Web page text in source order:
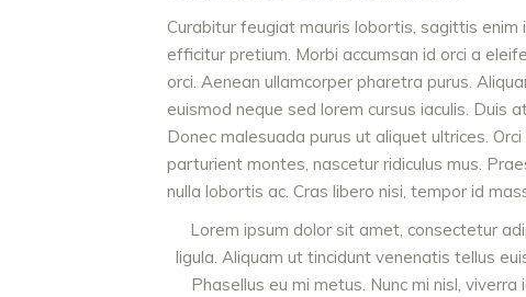
Curabitur feugiat mauris lobortis, sagittis
efficitur pretium. Morbi accumsan id orci a
orci. Aenean ullamcorper pharetra purus.
euismod neque sed lorem cursus iaculis. Duis
Donec malesuada purus ut aliquet ultrices.
parturient montes, nascetur ridiculus mus.
nulla lobortis ac. Cras libero nisi, tempor id
Lorem ipsum dolor sit amet, consectetur
ligula. Aliquam ut tincidunt venenatis tellus
Phasellus eu mi metus. Nunc mi nisl,